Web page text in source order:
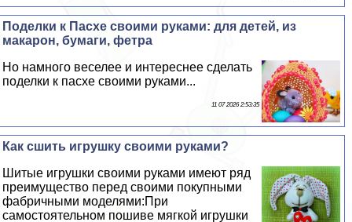
Поделки к Пасхе своими руками: для детей, из
макарон, бумаги, фетра
Но намного веселее и интереснее сделать
поделки к пасхе своими руками...
11 07 2026 2:53:35
Как сшить игрушку своими руками?
Шитые игрушки своими руками имеют ряд
преимущество перед своими покупными
фабричными моделями:При
самостоятельном пошиве мягкой игрушки